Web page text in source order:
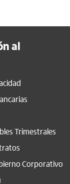
al
Trimestrales
Corporativo